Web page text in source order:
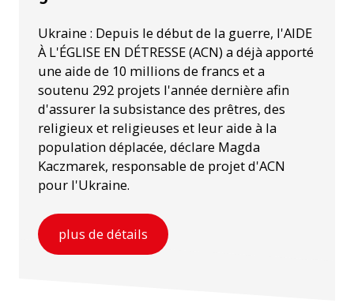
Ukraine : Depuis le début de la guerre, l'AIDE
À L'ÉGLISE EN DÉTRESSE (ACN) a déjà apporté
une aide de 10 millions de francs et a
soutenu 292 projets l'année dernière afin
d'assurer la subsistance des prêtres, des
religieux et religieuses et leur aide à la
population déplacée, déclare Magda
Kaczmarek, responsable de projet d'ACN
pour l'Ukraine.
plus de détails